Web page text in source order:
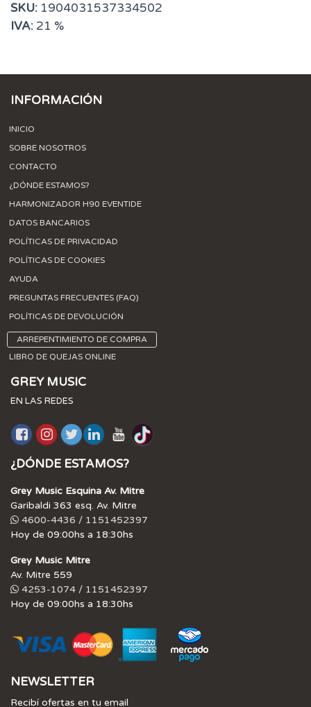
SKU: 1904031537334502
IVA: 21 %
INFORMACIÓN
INICIO
SOBRE NOSOTROS
CONTACTO
¿DÓNDE ESTAMOS?
HARMONIZADOR H90 EVENTIDE
DATOS BANCARIOS
POLÍTICAS DE PRIVACIDAD
POLÍTICAS DE COOKIES
AYUDA
PREGUNTAS FRECUENTES (FAQ)
POLÍTICAS DE DEVOLUCIÓN
ARREPENTIMIENTO DE COMPRA
LIBRO DE QUEJAS ONLINE
GREY MUSIC
EN LAS REDES
¿DÓNDE ESTAMOS?
Grey Music Esquina Av. Mitre
Garibaldi 363 esq. Av. Mitre
4600-4436 / 1151452397
Hoy de 09:00hs a 18:30hs
Grey Music Mitre
Av. Mitre 559
4253-1074 / 1151452397
Hoy de 09:00hs a 18:30hs
NEWSLETTER
Recibí ofertas en tu email